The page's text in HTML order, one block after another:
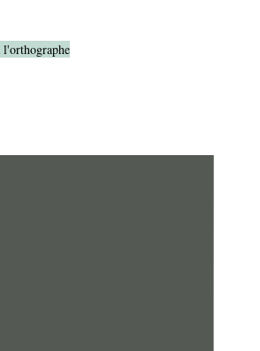
l'orthographe